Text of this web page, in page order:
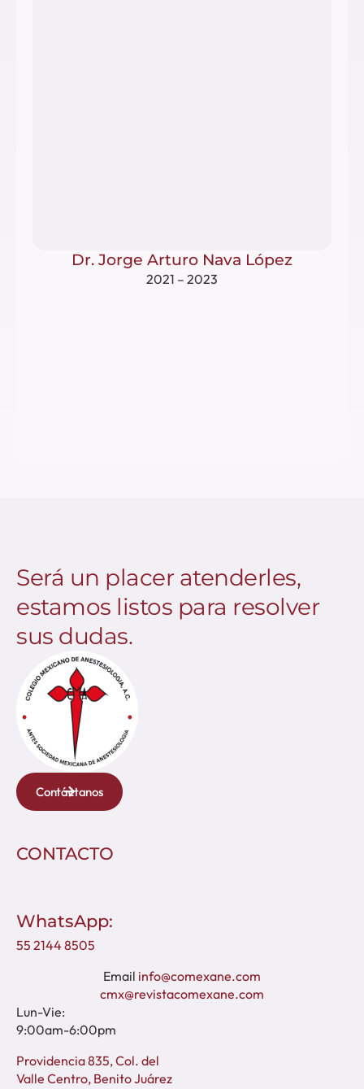
Dr. Jorge Arturo Nava López
2021 – 2023
Será un placer atenderles,
estamos listos para resolver
sus dudas.
Contáctanos
CONTACTO
WhatsApp:
55 2144 8505
Email info@comexane.com
cmx@revistacomexane.com
Lun-Vie:
9:00am-6:00pm
Providencia 835, Col. del
Valle Centro, Benito Juárez